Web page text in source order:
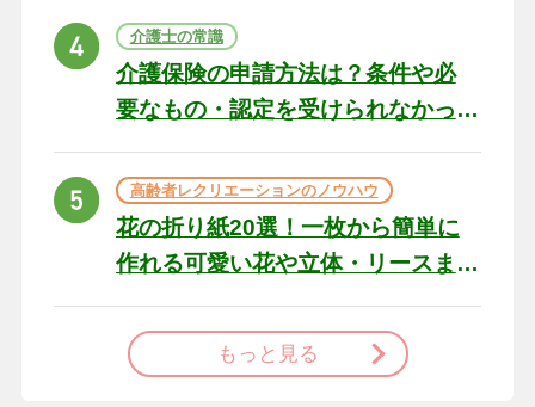
ト
介護士の常識
介護保険の申請方法は？条件や必
要なもの・認定を受けられなかっ
高齢者レクリエーションのノウハウ
花の折り紙20選！一枚から簡単に
作れる可愛い花や立体・リースま
もっと見る